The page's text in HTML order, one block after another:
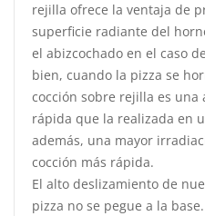
rejilla ofrece la ventaja de
superficie radiante del
el abizcochado en el caso
bien, cuando la pizza se
cocción sobre rejilla es una
rápida que la realizada en
además, una mayor
cocción más rápida.
El alto deslizamiento de
pizza no se pegue a la base.